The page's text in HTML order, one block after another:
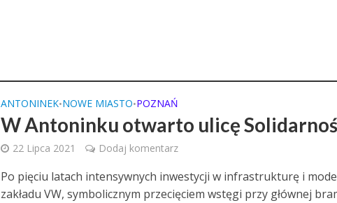
ANTONINEK•NOWE MIASTO•POZNAŃ
W Antoninku otwarto ulicę
22 Lipca 2021 Dodaj komentarz
Po pięciu latach intensywnych inwestycji w infrastrukturę i
zakładu VW, symbolicznym przecięciem wstęgi przy głównej